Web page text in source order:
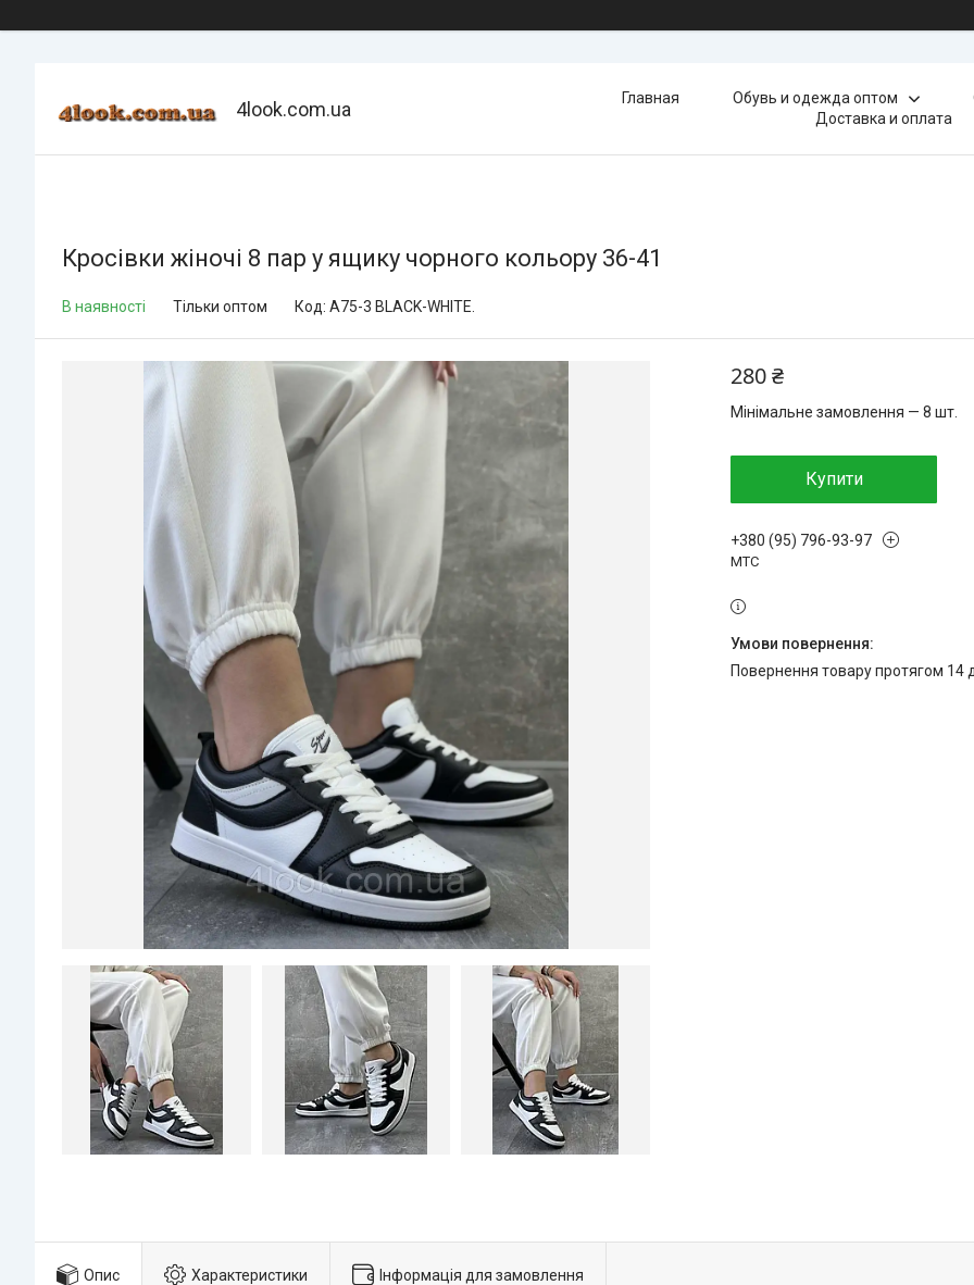
4look.com.ua Главная Обувь и одежда оптом
Доставка и оплата
Кросівки жіночі 8 пар у ящику чорного кольору 36-41
В наявності Тільки оптом Код: A75-3 BLACK-WHITE.
280 ₴
Мінімальне замовлення — 8 шт.
Купити
+380 (95) 796-93-97
МТС
повернення товару протягом 14
Опис Характеристики Інформація для замовлення